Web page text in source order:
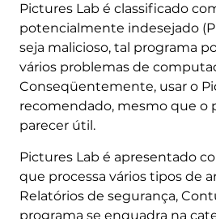
Pictures Lab é classificado
potencialmente indesejado
seja malicioso, tal programa
vários problemas de
Conseqüentemente, usar o
recomendado, mesmo que o
parecer útil.
Pictures Lab é apresentado
que processa vários tipos de
Relatórios de segurança,
programa se enquadra na